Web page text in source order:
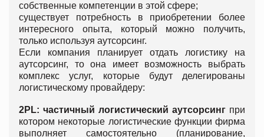
собственные компетенции в этой сфере;
существует потребность в приобретении более
интересного опыта, который можно получить,
только используя аутсорсинг.
Если компания планирует отдать логистику на
аутсорсинг, то она имеет возможность выбрать
комплекс услуг, которые будут делегированы
логистическому провайдеру:
2PL: частичный логистический аутсорсинг при
котором некоторые логистические функции фирма
выполняет самостоятельно (планирование,